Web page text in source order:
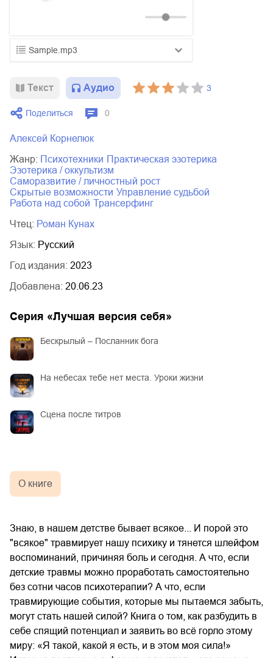
Sample.mp3
02.mp3 20:50
03.mp3
Текст Аудио 3
Поделиться 0
Алексей Корнелюк
Жанр:
психотехники
практическая эзотерика
эзотерика / оккультизм
саморазвитие / личностный рост
скрытые возможности
управление судьбой
работа над собой
трансерфинг
Чтец:
Роман Кунах
Язык: Русский
Год издания: 2023
Добавлена: 20.06.23
Серия «Лучшая версия себя»
Бескрылый – Посланник бога
На небесах тебе нет места. Уроки жизни
Сцена после титров
О книге
Знаю, в нашем детстве бывает всякое... И порой это
"всякое" травмирует нашу психику и тянется шлейфом
воспоминаний, причиняя боль и сегодня. А что, если
детские травмы можно проработать самостоятельно
без сотни часов психотерапии? А что, если
травмирующие события, которые мы пытаемся забыть,
могут стать нашей силой? Книга о том, как разбудить в
себе спящий потенциал и заявить во всё горло этому
миру: «Я такой, какой я есть, и в этом моя сила!»